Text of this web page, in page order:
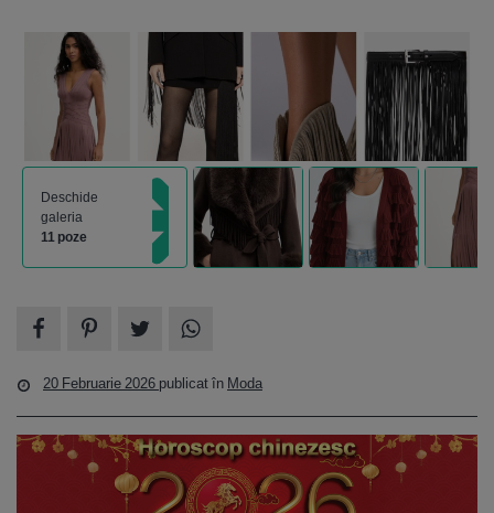
Deschide
galeria
11 poze
20 Februarie 2026 publicat în Moda